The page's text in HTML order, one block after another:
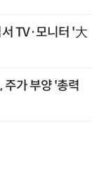
TV·모니터 '大
가 부양 '총력